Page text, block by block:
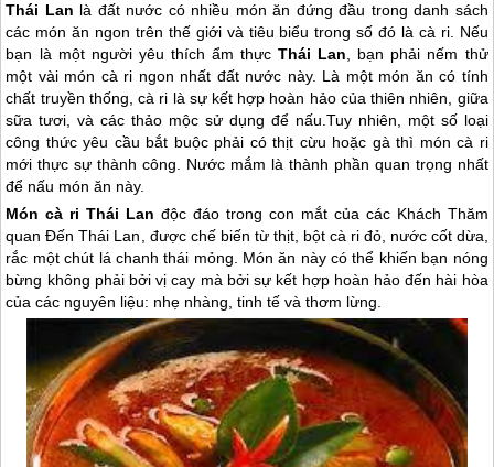
Thái Lan là đất nước có nhiều món ăn đứng đầu trong danh sách
các món ăn ngon trên thế giới và tiêu biểu trong số đó là cà ri. Nếu
bạn là một người yêu thích ẩm thựcThái Lan, bạn phải nếm thử
một vài món cà ri ngon nhất đất nước này. Là một món ăn có tính
chất truyền thống, cà ri là sự kết hợp hoàn hảo của thiên nhiên, giữa
sữa tươi, và các thảo mộc sử dụng để nấu.Tuy nhiên, một số loại
công thức yêu cầu bắt buộc phải có thịt cừu hoặc gà thì món cà ri
mới thực sự thành công. Nước mắm là thành phần quan trọng nhất
để nấu món ăn này.
Món cà riThái Lan độc đáo trong con mắt của các Khách Thăm
quan ĐếnThái Lan, được chế biến từ thịt, bột cà ri đỏ, nước cốt dừa,
rắc một chút lá chanh thái mỏng. Món ăn này có thể khiến bạn nóng
bừng không phải bởi vị cay mà bởi sự kết hợp hoàn hảo đến hài hòa
của các nguyên liệu: nhẹ nhàng, tinh tế và thơm lừng.